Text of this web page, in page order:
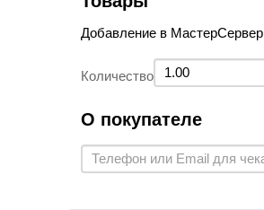
Добавление в МастерСервер
Количество
О покупателе